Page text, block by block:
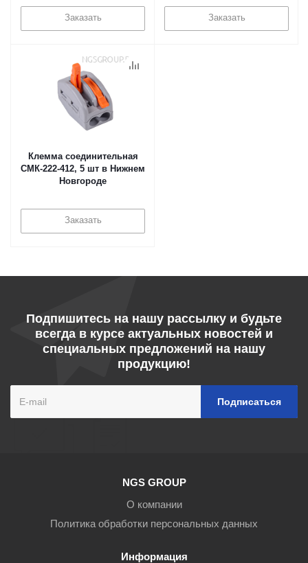
Заказать Заказать
Клемма соединительная
СМК-222-412, 5 шт в Нижнем
Новгороде
Заказать
Подпишитесь на нашу рассылку и будьте
всегда в курсе актуальных новостей и
специальных предложений на нашу
продукцию!
NGS GROUP
О компании
Политика обработки персональных данных
Информация